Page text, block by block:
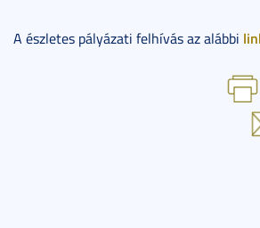
A észletes pályázati felhívás az alábbi